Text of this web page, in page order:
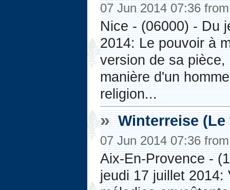
07 Jun 2014 07:36
Nice - (06000) - Du
2014: Le pouvoir à
version de sa
manière d'un
religion...
» Winterreise
07 Jun 2014 07:36
Aix-En-Provence -
jeudi 17 juillet 2014: